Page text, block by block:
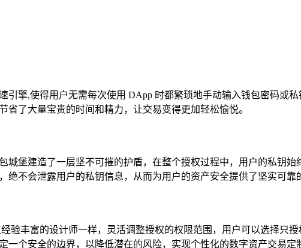
引擎,使得用户无需每次使用 DApp 时都繁琐地手动输入钱包密码或
了大量宝贵的时间和精力，让交易变得更加轻松愉悦。
城堡建造了一层坚不可摧的护盾，在整个授权过程中，用户的私钥
不会泄露用户的私钥信息，从而为用户的资产安全提供了坚实可靠
验丰富的设计师一样，灵活调整授权的权限范围，用户可以选择只
个安全的边界，以降低潜在的风险，实现个性化的数字资产交易定